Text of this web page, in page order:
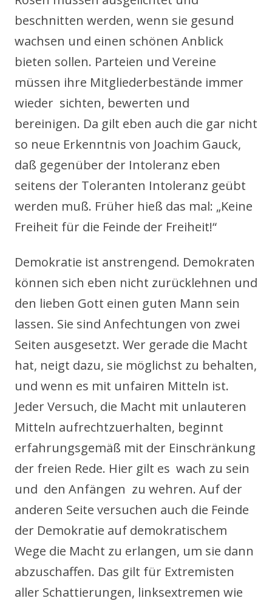
beschnitten werden, wenn sie gesund
wachsen und einen schönen Anblick
bieten sollen. Parteien und Vereine
müssen ihre Mitgliederbestände immer
wieder sichten, bewerten und
bereinigen. Da gilt eben auch die gar nicht
so neue Erkenntnis von Joachim Gauck,
daß gegenüber der Intoleranz eben
seitens der Toleranten Intoleranz geübt
werden muß. Früher hieß das mal: „Keine
Freiheit für die Feinde der Freiheit!“
Demokratie ist anstrengend. Demokraten
können sich eben nicht zurücklehnen und
den lieben Gott einen guten Mann sein
lassen. Sie sind Anfechtungen von zwei
Seiten ausgesetzt. Wer gerade die Macht
hat, neigt dazu, sie möglichst zu behalten,
und wenn es mit unfairen Mitteln ist.
Jeder Versuch, die Macht mit unlauteren
Mitteln aufrechtzuerhalten, beginnt
erfahrungsgemäß mit der Einschränkung
der freien Rede. Hier gilt es wach zu sein
und den Anfängen zu wehren. Auf der
anderen Seite versuchen auch die Feinde
der Demokratie auf demokratischem
Wege die Macht zu erlangen, um sie dann
abzuschaffen. Das gilt für Extremisten
aller Schattierungen, linksextremen wie